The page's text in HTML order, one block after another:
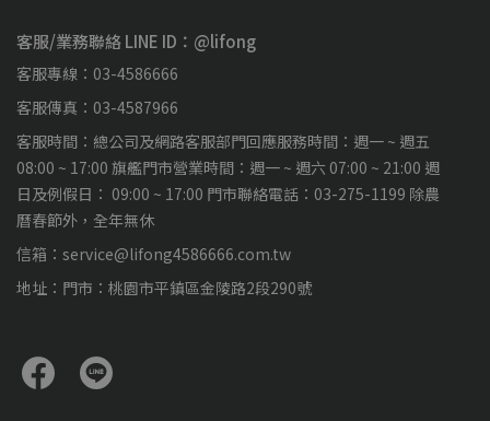
客服/業務聯絡 LINE ID：@lifong
客服專線：03-4586666
客服傳真：03-4587966
客服時間：總公司及網路客服部門回應服務時間：週一 ~ 週五
08:00 ~ 17:00 旗艦門市營業時間：週一 ~ 週六 07:00 ~ 21:00 週
日及例假日： 09:00 ~ 17:00 門市聯絡電話：03-275-1199 除農
曆春節外，全年無休
信箱：service@lifong4586666.com.tw
地址：門市：桃園市平鎮區金陵路2段290號